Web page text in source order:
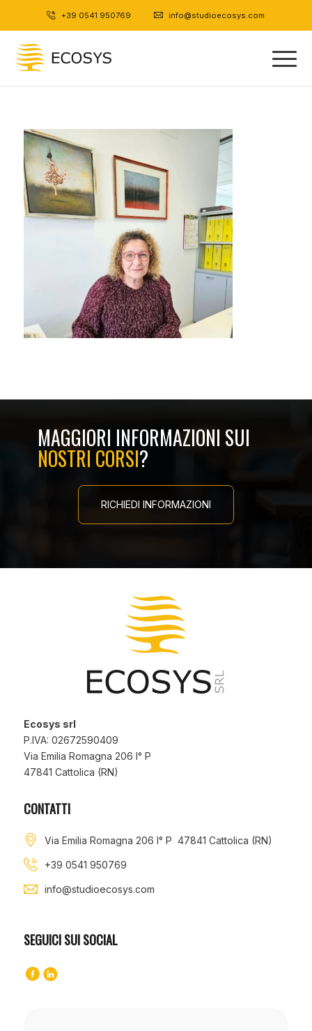
+39 0541 950769 info@studioecosys.com
MAGGIORI INFORMAZIONI SUI
NOSTRI CORSI?
RICHIEDI INFORMAZIONI
Ecosys srl
P.IVA: 02672590409
Via Emilia Romagna 206 I° P
47841 Cattolica (RN)
CONTATTI
Via Emilia Romagna 206 I° P 47841 Cattolica (RN)
+39 0541 950769
info@studioecosys.com
SEGUICI SUI SOCIAL